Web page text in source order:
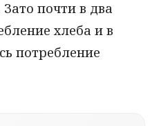
Зато почти в два
хлеба и в
потребление